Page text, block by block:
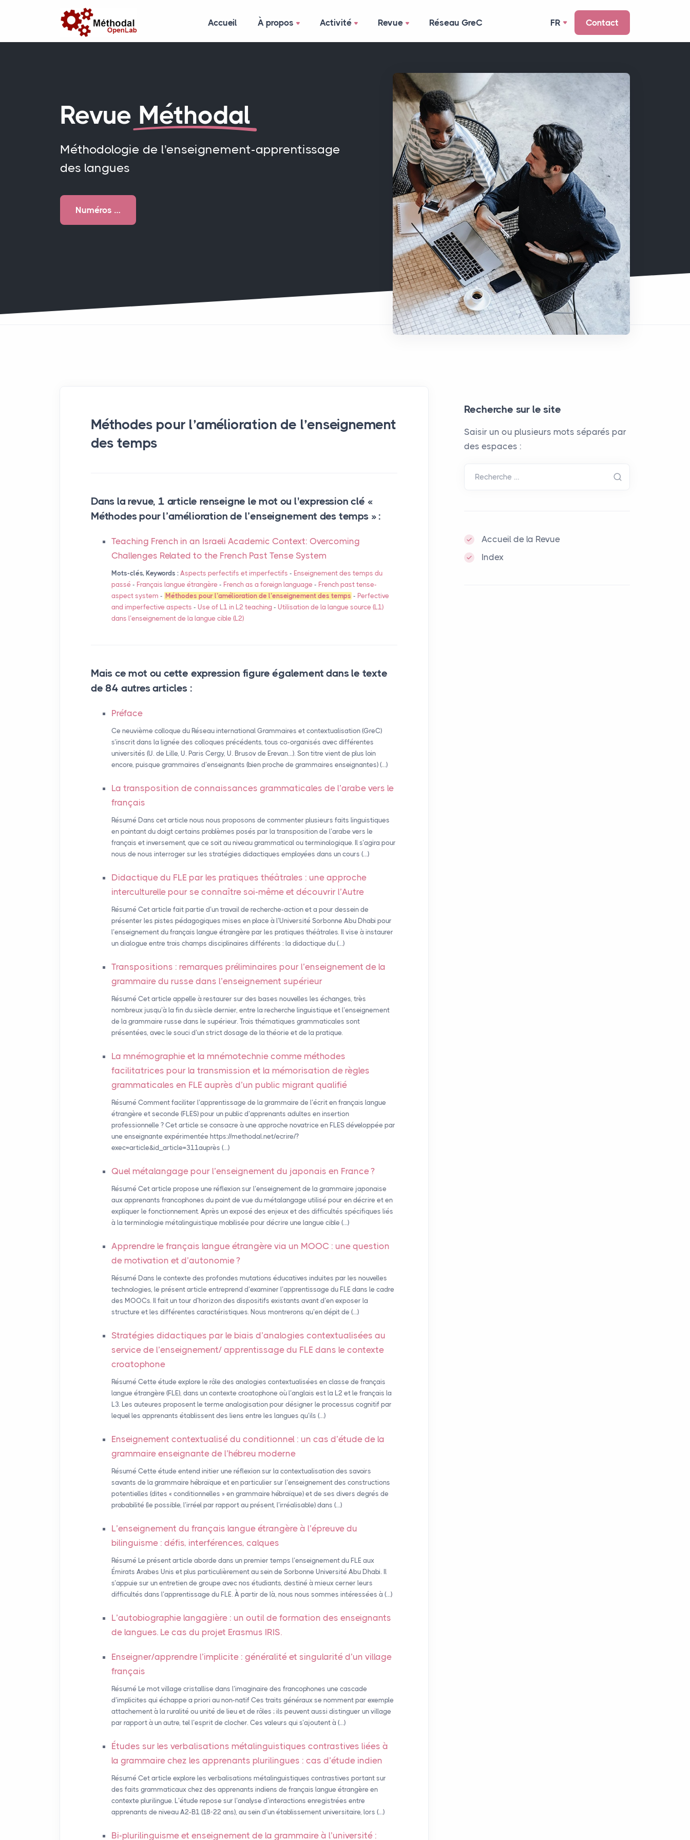
Accueil À propos Activité Revue Réseau GreC FR Contact
Revue Méthodal
Méthodologie de l'enseignement-apprentissage
des langues
Numéros …
Méthodes pour l’amélioration de l’enseignement
des temps
Dans la revue, 1 article renseigne le mot ou l'expression clé «
Méthodes pour l’amélioration de l’enseignement des temps » :
Teaching French in an Israeli Academic Context: Overcoming
Challenges Related to the French Past Tense System
Mots-clés, Keywords : Aspects perfectifs et imperfectifs - Enseignement des temps du
passé - Français langue étrangère - French as a foreign language - French past tense-
aspect system - Méthodes pour l’amélioration de l’enseignement des temps - Perfective
and imperfective aspects - Use of L1 in L2 teaching - Utilisation de la langue source (L1)
dans l’enseignement de la langue cible (L2)
Mais ce mot ou cette expression figure également dans le texte
de 84 autres articles :
Préface
Ce neuvième colloque du Réseau international Grammaires et contextualisation (GreC)
s’inscrit dans la lignée des colloques précédents, tous co-organisés avec différentes
universités (U. de Lille, U. Paris Cergy, U. Brusov de Erevan…). Son titre vient de plus loin
encore, puisque grammaires d’enseignants (bien proche de grammaires enseignantes) (…)
La transposition de connaissances grammaticales de l’arabe vers le
français
Résumé Dans cet article nous nous proposons de commenter plusieurs faits linguistiques
en pointant du doigt certains problèmes posés par la transposition de l’arabe vers le
français et inversement, que ce soit au niveau grammatical ou terminologique. Il s’agira pour
nous de nous interroger sur les stratégies didactiques employées dans un cours (…)
Didactique du FLE par les pratiques théâtrales : une approche
interculturelle pour se connaître soi-même et découvrir l’Autre
Résumé Cet article fait partie d’un travail de recherche-action et a pour dessein de
présenter les pistes pédagogiques mises en place à l’Université Sorbonne Abu Dhabi pour
l’enseignement du français langue étrangère par les pratiques théâtrales. Il vise à instaurer
un dialogue entre trois champs disciplinaires différents : la didactique du (…)
Transpositions : remarques préliminaires pour l’enseignement de la
grammaire du russe dans l’enseignement supérieur
Résumé Cet article appelle à restaurer sur des bases nouvelles les échanges, très
nombreux jusqu’à la fin du siècle dernier, entre la recherche linguistique et l’enseignement
de la grammaire russe dans le supérieur. Trois thématiques grammaticales sont
présentées, avec le souci d’un strict dosage de la théorie et de la pratique.
La mnémographie et la mnémotechnie comme méthodes
facilitatrices pour la transmission et la mémorisation de règles
grammaticales en FLE auprès d’un public migrant qualifié
Résumé Comment faciliter l’apprentissage de la grammaire de l’écrit en français langue
étrangère et seconde (FLES) pour un public d’apprenants adultes en insertion
professionnelle ? Cet article se consacre à une approche novatrice en FLES développée par
une enseignante expérimentée https://methodal.net/ecrire/?
exec=article&id_article=311auprès (…)
Quel métalangage pour l’enseignement du japonais en France?
Résumé Cet article propose une réflexion sur l’enseignement de la grammaire japonaise
aux apprenants francophones du point de vue du métalangage utilisé pour en décrire et en
expliquer le fonctionnement. Après un exposé des enjeux et des difficultés spécifiques liés
à la terminologie métalinguistique mobilisée pour décrire une langue cible (…)
Apprendre le français langue étrangère via un MOOC : une question
de motivation et d’autonomie?
Résumé Dans le contexte des profondes mutations éducatives induites par les nouvelles
technologies, le présent article entreprend d’examiner l’apprentissage du FLE dans le cadre
des MOOCs. Il fait un tour d’horizon des dispositifs existants avant d’en exposer la
structure et les différentes caractéristiques. Nous montrerons qu’en dépit de (…)
Stratégies didactiques par le biais d’analogies contextualisées au
service de l’enseignement/ apprentissage du FLE dans le contexte
croatophone
Résumé Cette étude explore le rôle des analogies contextualisées en classe de français
langue étrangère (FLE), dans un contexte croatophone où l’anglais est la L2 et le français la
L3. Les auteures proposent le terme analogisation pour désigner le processus cognitif par
lequel les apprenants établissent des liens entre les langues qu’ils (…)
Enseignement contextualisé du conditionnel : un cas d’étude de la
grammaire enseignante de l’hébreu moderne
Résumé Cette étude entend initier une réflexion sur la contextualisation des savoirs
savants de la grammaire hébraïque et en particulier sur l’enseignement des constructions
potentielles (dites « conditionnelles » en grammaire hébraïque) et de ses divers degrés de
probabilité (le possible, l’irréel par rapport au présent, l’irréalisable) dans (…)
L’enseignement du français langue étrangère à l’épreuve du
bilinguisme : défis, interférences, calques
Résumé Le présent article aborde dans un premier temps l’enseignement du FLE aux
Émirats Arabes Unis et plus particulièrement au sein de Sorbonne Université Abu Dhabi. Il
s’appuie sur un entretien de groupe avec nos étudiants, destiné à mieux cerner leurs
difficultés dans l’apprentissage du FLE. À partir de là, nous nous sommes intéressées à (…)
L’autobiographie langagière : un outil de formation des enseignants
de langues. Le cas du projet Erasmus IRIS.
Enseigner/apprendre l’implicite : généralité et singularité d’un village
français
Résumé Le mot village cristallise dans l’imaginaire des francophones une cascade
d’implicites qui échappe a priori au non-natif Ces traits généraux se nomment par exemple
attachement à la ruralité ou unité de lieu et de rôles ; ils peuvent aussi distinguer un village
par rapport à un autre, tel l’esprit de clocher. Ces valeurs qui s’ajoutent à (…)
Études sur les verbalisations métalinguistiques contrastives liées à
la grammaire chez les apprenants plurilingues : cas d’étude indien
Résumé Cet article explore les verbalisations métalinguistiques contrastives portant sur
des faits grammaticaux chez des apprenants indiens de français langue étrangère en
contexte plurilingue. L’étude repose sur l’analyse d’interactions enregistrées entre
apprenants de niveau A2-B1 (18-22 ans), au sein d’un établissement universitaire, lors (…)
Bi-plurilinguisme et enseignement de la grammaire à l’université :
Recherche sur le site
Saisir un ou plusieurs mots séparés par
des espaces :
Recherche …
Accueil de la Revue
Index